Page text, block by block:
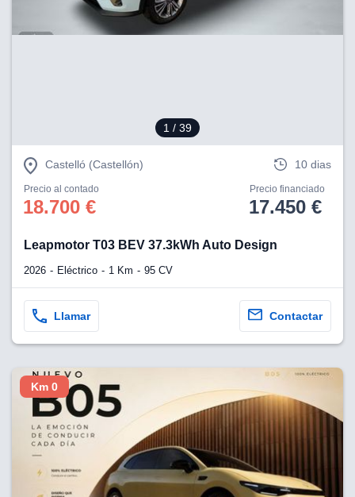
1 / 39
Castelló (Castellón) 10 dias
Precio al contado
18.700 €
Precio financiado
17.450 €
Leapmotor T03 BEV 37.3kWh Auto Design
2026 Eléctrico 1 Km 95 CV
Llamar Contactar
Km 0